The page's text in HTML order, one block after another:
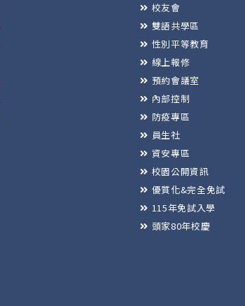
校友會
雙語共學區
性別平等教育
線上報修
預約會議室
內部控制
防疫專區
員生社
資安專區
校園公開資訊
優質化&完全免試
115年免試入學
頭家80年校慶